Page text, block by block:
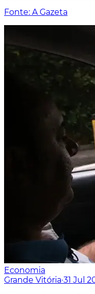
Fonte: A Gazeta
Economia
Grande Vitória·31 Jul